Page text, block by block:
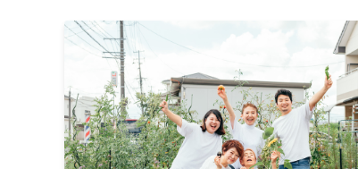
りに。きっと「こんな写真を撮ってほしかった